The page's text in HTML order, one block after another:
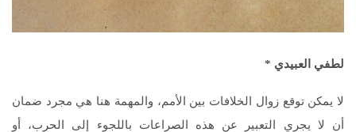
لطفي العبيدي *
لا يمكن توقع زوال الخلافات بين الأمم، والمهمة هنا هي مجرد ضمان
أن لا يجري التعبير عن هذه الصراعات باللجوء إلى الحرب، أو